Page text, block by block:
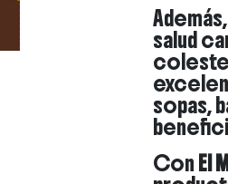
salud
sopas,
Con El